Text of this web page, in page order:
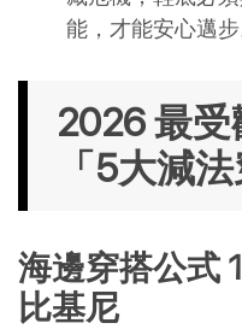
能，才能安心邁步
2026 最
「5大減
海邊穿搭公式
比基尼